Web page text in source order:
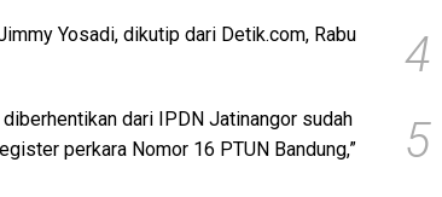
Yosadi, dikutip dari Detik.com, Rabu
dari IPDN Jatinangor sudah
perkara Nomor 16 PTUN Bandung,”
4
5